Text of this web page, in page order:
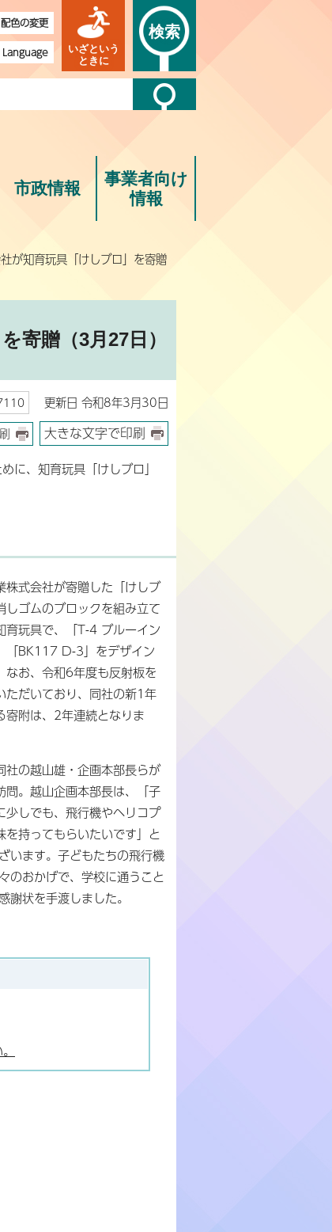
色の変更
いざという
ときに
検索
市政情報
事業者向け
情報
が知育玩具「けしブロ」を寄贈
寄贈（3月27日）
更新日 令和8年3月30日
大きな文字で印刷
に、知育玩具「けしブロ」
株式会社が寄贈した「けしブ
しゴムのブロックを組み立て
育玩具で、「T-4 ブルーイン
「BK117 D-3」をデザイン
なお、令和6年度も反射板を
ただいており、同社の新1年
寄附は、2年連続となりま
社の越山雄・企画本部長らが
問。越山企画本部長は、「子
少しでも、飛行機やヘリコプ
を持ってもらいたいです」と
います。子どもたちの飛行機
のおかげで、学校に通うこと
状を手渡しました。